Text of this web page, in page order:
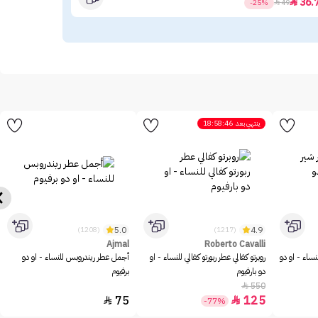
49

-25%
- او دو
ينتهي بعد 18:58:46
4.9
(1217)
Roberto Cavalli
روبرتو كفالي عطر ربورتو كفالي للنساء - او
دو بارفيوم
550

125

-77%
5.0
(1208)
Ajmal
أجمل عطر ريندروبس للنساء - او دو
برفيوم
75
